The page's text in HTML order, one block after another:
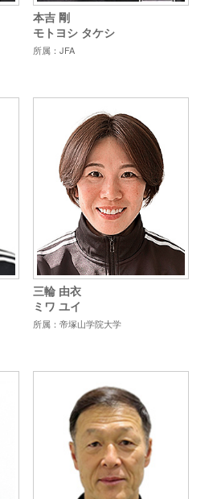
本吉 剛
モトヨシ タケシ
所属：JFA
三輪 由衣
ミワ ユイ
所属：帝塚山学院大学